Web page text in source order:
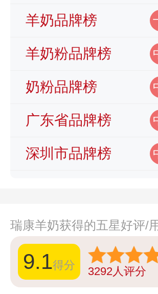
羊奶品牌榜
羊奶粉品牌榜
奶粉品牌榜
广东省品牌榜
深圳市品牌榜
瑞康羊奶获得的五星好评/
9.1得分 3292人评分